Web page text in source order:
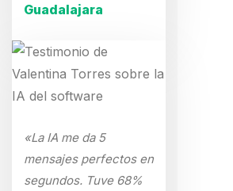
Guadalajara
«La IA me da 5
mensajes perfectos en
segundos. Tuve 68%